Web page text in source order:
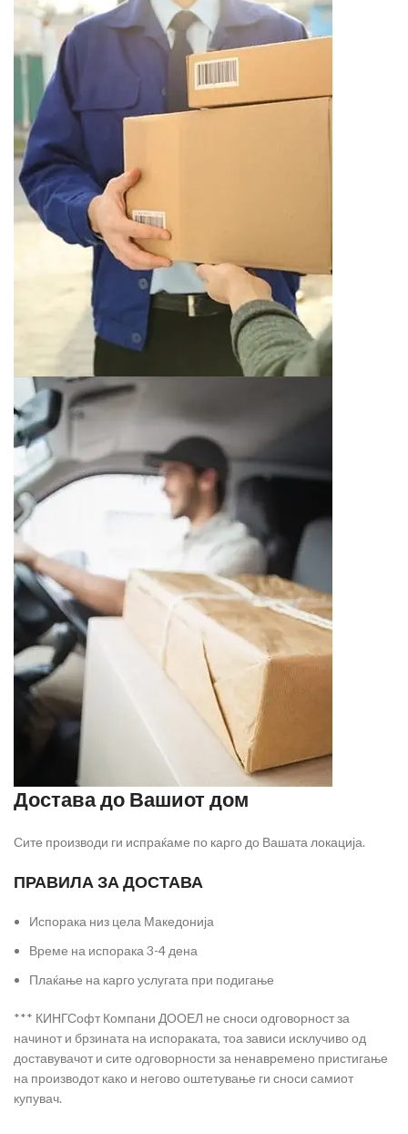
Достава до Вашиот дом
Сите производи ги испраќаме по карго до Вашата локација.
ПРАВИЛА ЗА ДОСТАВА
Испорака низ цела Македонија
Време на испорака 3-4 дена
Плаќање на карго услугата при подигање
*** КИНГСофт Компани ДООЕЛ не сноси одговорност за
начинот и брзината на испораката, тоа зависи исклучиво од
доставувачот и сите одговорности за ненавремено пристигање
на производот како и негово оштетување ги сноси самиот
купувач.